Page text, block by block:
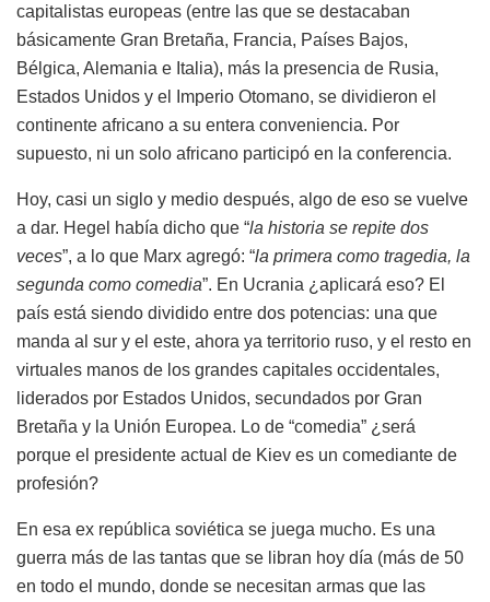
capitalistas europeas (entre las que se destacaban
básicamente Gran Bretaña, Francia, Países Bajos,
Bélgica, Alemania e Italia), más la presencia de Rusia,
Estados Unidos y el Imperio Otomano, se dividieron el
continente africano a su entera conveniencia. Por
supuesto, ni un solo africano participó en la conferencia.
Hoy, casi un siglo y medio después, algo de eso se vuelve
a dar. Hegel había dicho que “la historia se repite dos
veces”, a lo que Marx agregó: “la primera como tragedia, la
segunda como comedia”. En Ucrania ¿aplicará eso? El
país está siendo dividido entre dos potencias: una que
manda al sur y el este, ahora ya territorio ruso, y el resto en
virtuales manos de los grandes capitales occidentales,
liderados por Estados Unidos, secundados por Gran
Bretaña y la Unión Europea. Lo de “comedia” ¿será
porque el presidente actual de Kiev es un comediante de
profesión?
En esa ex república soviética se juega mucho. Es una
guerra más de las tantas que se libran hoy día (más de 50
en todo el mundo, donde se necesitan armas que las